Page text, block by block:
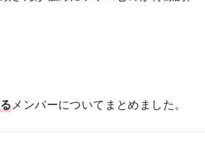
メンバーについてまとめました。